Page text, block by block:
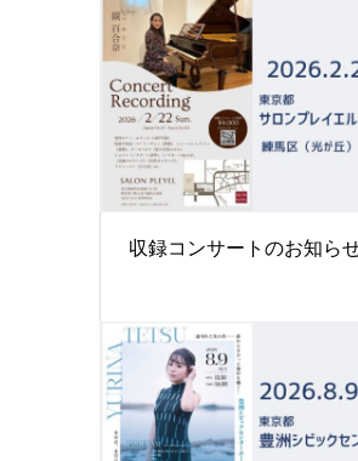
収録コンサートのお知ら